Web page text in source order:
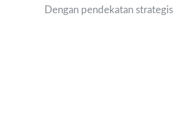
Dengan pendekatan